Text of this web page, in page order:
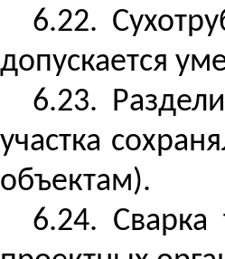
6.22.
допускается
6.23.
участка
объектам).
6.24. Сварка